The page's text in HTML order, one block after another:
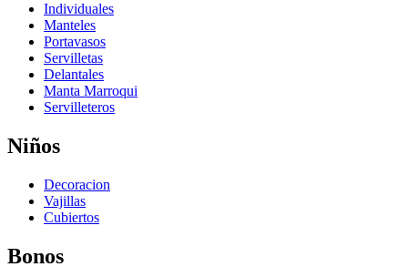
Individuales
Manteles
Portavasos
Servilletas
Delantales
Manta Marroqui
Servilleteros
Niños
Decoracion
Vajillas
Cubiertos
Bonos